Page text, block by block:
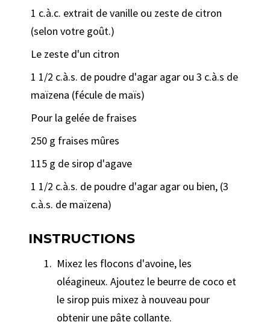
1 c.à.c. extrait de vanille ou zeste de citron
(selon votre goût.)
Le zeste d'un citron
1 1/2 c.à.s. de poudre d'agar agar ou 3 c.à.s de
maïzena (fécule de maïs)
Pour la gelée de fraises
250 g fraises mûres
115 g de sirop d'agave
1 1/2 c.à.s. de poudre d'agar agar ou bien, (3
c.à.s. de maïzena)
INSTRUCTIONS
Mixez les flocons d'avoine, les
oléagineux. Ajoutez le beurre de coco et
le sirop puis mixez à nouveau pour
obtenir une pâte collante.